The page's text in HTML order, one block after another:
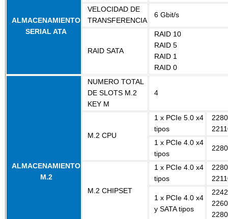
ALMACENAMIENTO
SERIAL ATA
VELOCIDAD DE
TRANSFERENCIA
6 Gbit/s
RAID SATA
RAID 10
RAID 5
RAID 1
RAID 0
ALMACENAMIENTO
M.2
NUMERO TOTAL
DE SLOTS M.2
KEY M
4
M.2 CPU
1 x PCIe 5.0 x4
tipos
2280
1 x PCIe 4.0 x4
tipos
2280
M.2 CHIPSET
1 x PCIe 4.0 x4
tipos
2280
1 x PCIe 4.0 x4
y SATA tipos
2242
2260
2280